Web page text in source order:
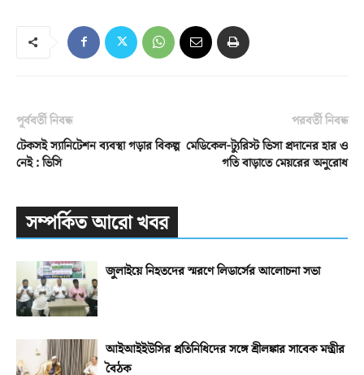
পূর্ববর্তী নিবন্ধ
টেকসই স্যানিটেশন ব্যবস্থা গড়ার বিকল্প
নেই : ভিসি
পরবর্তী নিবন্ধ
মেডিকেল-ট্যুরিস্ট ভিসা প্রদানের হার ও
গতি বাড়াতে মেয়রের অনুরোধ
সম্পর্কিত আরো খবর
জুলাইয়ে নিহতদের স্মরণে লিডার্সের আলোচনা সভা
আইআইইউসির প্রতিনিধিদের সঙ্গে শ্রীলঙ্কার সাবেক মন্ত্রীর
বৈঠক